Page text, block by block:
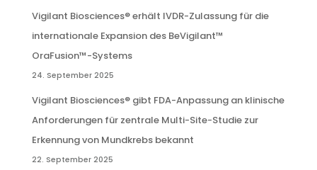
Vigilant Biosciences® erhält IVDR-Zulassung für die
internationale Expansion des BeVigilant™
OraFusion™-Systems
24. September 2025
Vigilant Biosciences® gibt FDA-Anpassung an klinische
Anforderungen für zentrale Multi-Site-Studie zur
Erkennung von Mundkrebs bekannt
22. September 2025